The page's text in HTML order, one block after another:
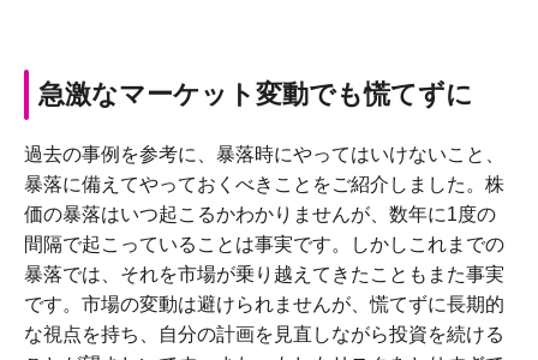
急激なマーケット変動でも慌てずに
過去の事例を参考に、暴落時にやってはいけないこと、
暴落に備えてやっておくべきことをご紹介しました。株
価の暴落はいつ起こるかわかりませんが、数年に1度の
間隔で起こっていることは事実です。しかしこれまでの
暴落では、それを市場が乗り越えてきたこともまた事実
です。市場の変動は避けられませんが、慌てずに長期的
な視点を持ち、自分の計画を見直しながら投資を続ける